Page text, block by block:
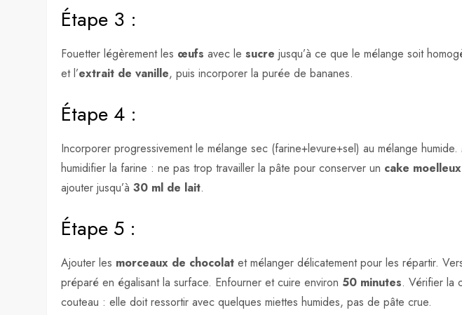
Étape 3 :
Fouetter légèrement les œufs avec lesucre jusqu’à ce que le mélange soit
et l’extrait de vanille, puis incorporer la purée de bananes.
Étape 4 :
Incorporer progressivement le mélange sec (farine+levure+sel) au mélange
humidifier la farine : ne pas trop travailler la pâte pour conserver un cake moelleux
ajouter jusqu’à30 ml de lait.
Étape 5 :
Ajouter les morceaux de chocolat et mélanger délicatement pour les répartir.
préparé en égalisant la surface. Enfourner et cuire environ 50 minutes. Vérifier la
couteau : elle doit ressortir avec quelques miettes humides, pas de pâte crue.